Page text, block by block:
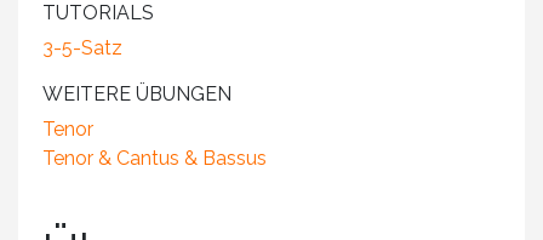
TUTORIALS
3-5-Satz
WEITERE ÜBUNGEN
Tenor
Tenor & Cantus & Bassus